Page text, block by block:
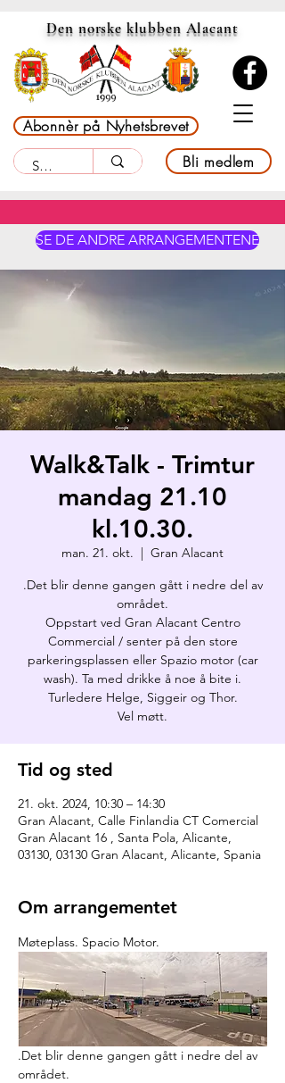
Den norske klubben Alacant
Abonnèr på Nyhetsbrevet
Bli medlem
SE DE ANDRE ARRANGEMENTENE
Walk&Talk - Trimtur
mandag 21.10
kl.10.30.
man. 21. okt.
  |
Gran Alacant
.Det blir denne gangen gått i nedre del av
området.
Oppstart ved Gran Alacant Centro
Commercial / senter på den store
parkeringsplassen eller Spazio motor (car
wash). Ta med drikke å noe å bite i.
Turledere Helge, Siggeir og Thor.
Vel møtt.
Tid og sted
21. okt. 2024, 10:30 – 14:30
Gran Alacant, Calle Finlandia CT Comercial
Gran Alacant 16 , Santa Pola, Alicante,
03130, 03130 Gran Alacant, Alicante, Spania
Om arrangementet
Møteplass. Spacio Motor.
.Det blir denne gangen gått i nedre del av
området.